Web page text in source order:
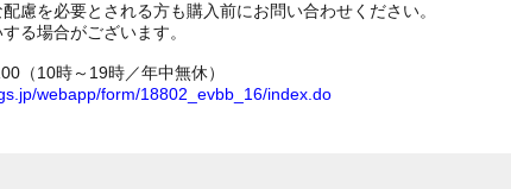
慮を必要とされる方も購入前にお問い合わせください。
る場合がございます。
（10時～19時／年中無休）
webapp/form/18802_evbb_16/index.do